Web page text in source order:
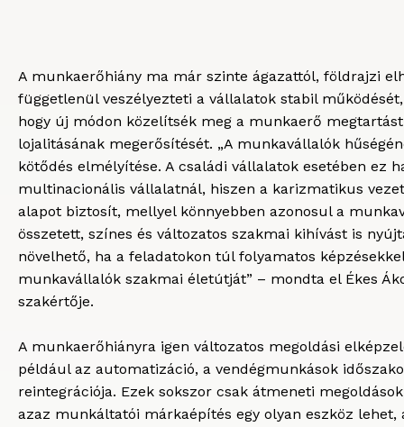
A munkaerőhiány ma már szinte ágazattól, földrajzi
függetlenül veszélyezteti a vállalatok stabil
hogy új módon közelítsék meg a munkaerő
lojalitásának megerősítését. „A munkavállalók
kötődés elmélyítése. A családi vállalatok esetében ez
multinacionális vállalatnál, hiszen a karizmatikus
alapot biztosít, mellyel könnyebben azonosul a
összetett, színes és változatos szakmai kihívást is
növelhető, ha a feladatokon túl folyamatos
munkavállalók szakmai életútját” – mondta el Ékes
szakértője.
A munkaerőhiányra igen változatos megoldási
például az automatizáció, a vendégmunkások
reintegrációja. Ezek sokszor csak átmeneti
azaz munkáltatói márkaépítés egy olyan eszköz lehet,